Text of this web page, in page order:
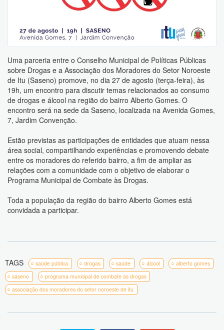
Uma parceria entre o Conselho Municipal de Políticas Públicas
sobre Drogas e a Associação dos Moradores do Setor Noroeste
de Itu (Saseno) promove, no dia 27 de agosto (terça-feira), às
19h, um encontro para discutir temas relacionados ao consumo
de drogas e álcool na região do bairro Alberto Gomes. O
encontro será na sede da Saseno, localizada na Avenida Gomes,
7, Jardim Convenção.
Estão previstas as participações de entidades que atuam nessa
área social, compartilhando experiências e promovendo debate
entre os moradores do referido bairro, a fim de ampliar as
relações com a comunidade com o objetivo de elaborar o
Programa Municipal de Combate às Drogas.
Toda a população da região do bairro Alberto Gomes está
convidada a participar.
TAGS saúde pública drogas saúde álcool
alberto gomes
saseno
programa municipal de combate às drogas
associação dos moradores do setor noroeste de itu